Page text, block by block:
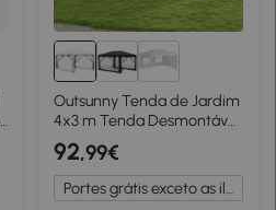
Outsunny Tenda de Jardim
4x3 m Tenda Desmontável
com 4 Mosqueteiras
Laterais 2 Portas e 8
Orifícios de Drenagem
Branco
92,99€
Portes grátis exceto as ilhas